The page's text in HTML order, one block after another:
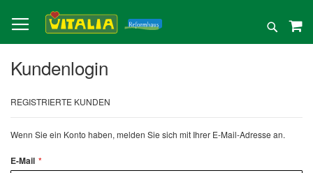
zum
Inhalt
Suche
Kundenlogin
REGISTRIERTE KUNDEN
Wenn Sie ein Konto haben, melden Sie sich mit Ihrer E-Mail-Adresse an.
E-Mail